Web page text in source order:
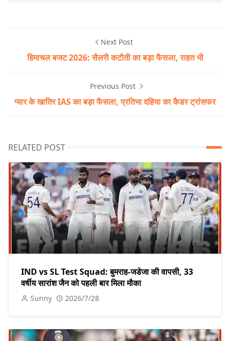
Next Post
हिमाचल बजट 2026: सैलरी कटौती का बड़ा फैसला, राहत भी
Previous Post
प्यार के खातिर IAS का बड़ा फैसला, प्रतिभा दहिया का कैडर ट्रांसफर
RELATED POST
IND vs SL Test Squad: बुमराह-जडेजा की वापसी, 33
वर्षीय सारांश जैन को पहली बार मिला मौका
Sunny 2026/7/28